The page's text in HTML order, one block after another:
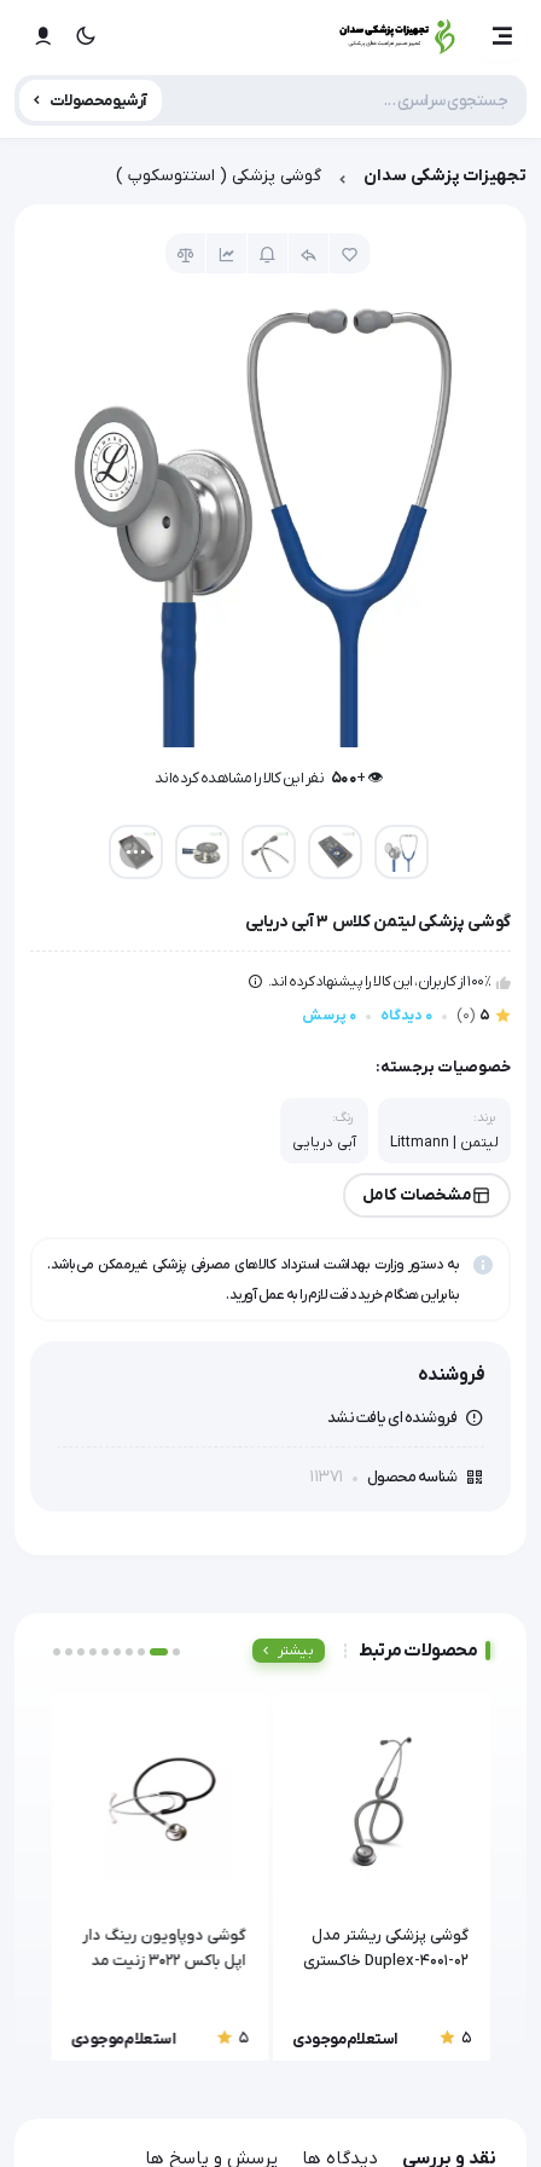
آرشیو محصولات
تجهیزات پزشکی سدان گوشی پزشکی ( استتوسکوپ )
👁️ +
500 نفر این کالا را مشاهده کرده‌اند
گوشی پزشکی لیتمن کلاس 3 آبی دریایی
100٪ از کاربران، این کالا را پیشنهاد کرده اند.
5
(0) 0 دیدگاه 0 پرسش
خصوصیات برجسته:
برند:
لیتمن | Littmann
رنگ:
آبی دریایی
مشخصات کامل
به دستور وزارت بهداشت استرداد کالاهای مصرفی پزشکی غیرممکن می‌باشد.
بنابراین هنگام خرید دقت لازم را به عمل آورید.
فروشنده
فروشنده ای یافت نشد
شناسه محصول 11371
محصولات مرتبط بیشتر
گوشی پزشکی ریشتر مدل
Duplex-4001-02 خاکستری
5 استعلام موجودی
گوشی دوپاویون رینگ دار
اپل باکس 3022 زنیت مد
5 استعلام موجودی
نقد و بررسی دیدگاه ها پرسش و پاسخ ها